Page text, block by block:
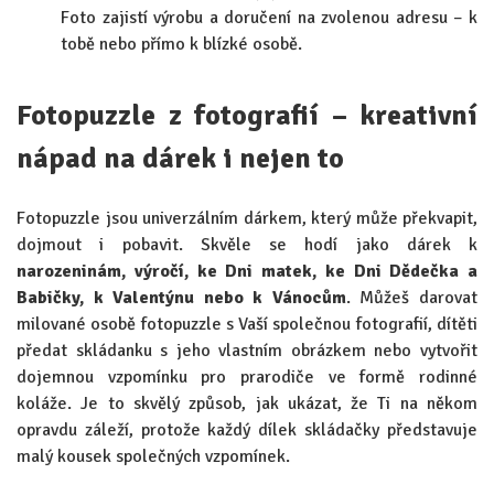
Foto zajistí výrobu a doručení na zvolenou adresu – k
tobě nebo přímo k blízké osobě.
Fotopuzzle z fotografií – kreativní
nápad na dárek i nejen to
Fotopuzzle jsou univerzálním dárkem, který může překvapit,
dojmout i pobavit. Skvěle se hodí jako dárek k
narozeninám, výročí, ke Dni matek, ke Dni Dědečka a
Babičky, k Valentýnu nebo k Vánocům. Můžeš darovat
milované osobě fotopuzzle s Vaší společnou fotografií, dítěti
předat skládanku s jeho vlastním obrázkem nebo vytvořit
dojemnou vzpomínku pro prarodiče ve formě rodinné
koláže. Je to skvělý způsob, jak ukázat, že Ti na někom
opravdu záleží, protože každý dílek skládačky představuje
malý kousek společných vzpomínek.